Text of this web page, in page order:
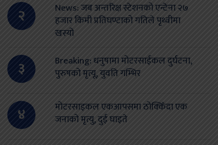
२
News: जब अन्तरिक्ष स्टेशनको एन्टेना २७
हजार किमी प्रतिघण्टाको गतिले पृथ्वीमा
खस्यो
३
Breaking: धनुषामा मोटरसाईकल दुर्घटना,
पुरुषको मृत्यू, युवति गम्भिर
४
मोटरसाइकल एकआपसमा ठोक्किँदा एक
जनाको मृत्यु, दुई घाइते